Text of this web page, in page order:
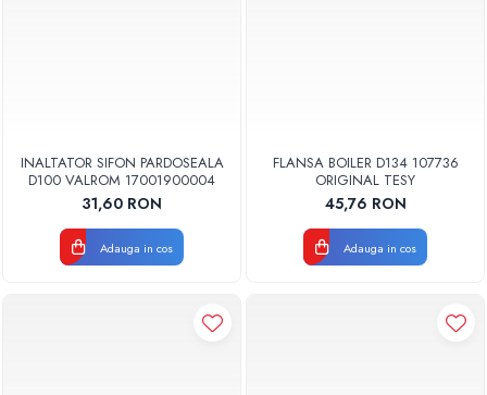
INALTATOR SIFON PARDOSEALA
D100 VALROM 17001900004
31,60 RON
Adauga in cos
FLANSA BOILER D134 107736
ORIGINAL TESY
45,76 RON
Adauga in cos